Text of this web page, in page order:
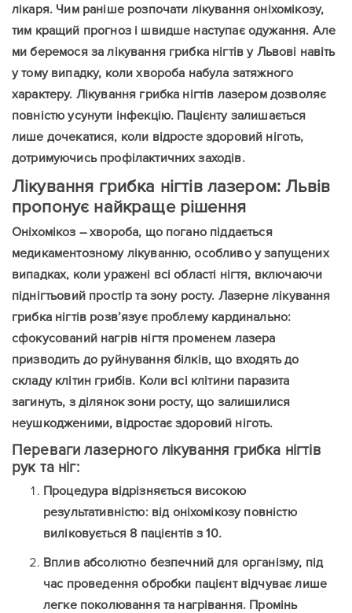
лікаря. Чим раніше розпочати лікування оніхомікозу,
тим кращий прогноз і швидше наступає одужання. Але
ми беремося за лікування грибка нігтів у Львові навіть
у тому випадку, коли хвороба набула затяжного
характеру. Лікування грибка нігтів лазером дозволяє
повністю усунути інфекцію. Пацієнту залишається
лише дочекатися, коли відросте здоровий ніготь,
дотримуючись профілактичних заходів.
Лікування грибка нігтів лазером: Львів
пропонує найкраще рішення
Оніхомікоз – хвороба, що погано піддається
медикаментозному лікуванню, особливо у запущених
випадках, коли уражені всі області нігтя, включаючи
піднігтьовий простір та зону росту. Лазерне лікування
грибка нігтів розв’язує проблему кардинально:
сфокусований нагрів нігтя променем лазера
призводить до руйнування білків, що входять до
складу клітин грибів. Коли всі клітини паразита
загинуть, з ділянок зони росту, що залишилися
неушкодженими, відростає здоровий ніготь.
Переваги лазерного лікування грибка нігтів
рук та ніг:
Процедура відрізняється високою
результативністю: від оніхомікозу повністю
виліковується 8 пацієнтів з 10.
Вплив абсолютно безпечний для організму, під
час проведення обробки пацієнт відчуває лише
легке поколювання та нагрівання. Промінь